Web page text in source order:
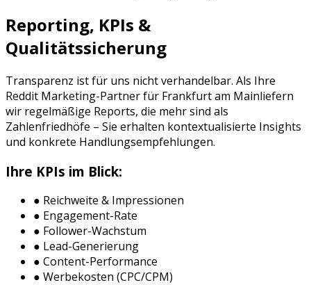
Reporting, KPIs &
Qualitätssicherung
Transparenz ist für uns nicht verhandelbar. Als Ihre
Reddit Marketing-Partner für Frankfurt am Mainliefern
wir regelmäßige Reports, die mehr sind als
Zahlenfriedhöfe – Sie erhalten kontextualisierte Insights
und konkrete Handlungsempfehlungen.
Ihre KPIs im Blick:
● Reichweite & Impressionen
● Engagement-Rate
● Follower-Wachstum
● Lead-Generierung
● Content-Performance
● Werbekosten (CPC/CPM)